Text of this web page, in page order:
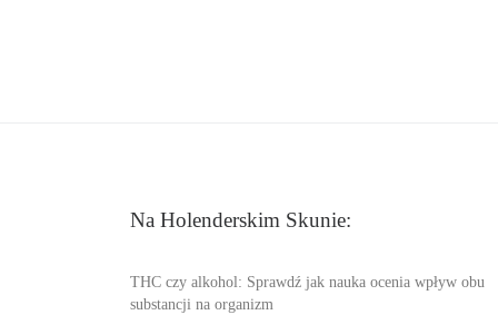
Na Holenderskim Skunie:
THC czy alkohol: Sprawdź jak nauka ocenia wpływ obu
substancji na organizm